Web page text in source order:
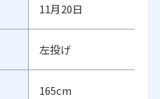
11月20日
左投げ
165cm